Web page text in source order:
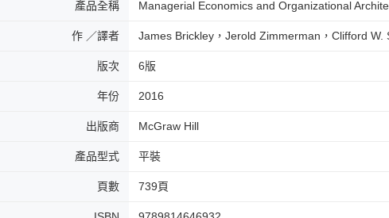
產品全稱 Managerial Economics and Organizational
作 ／譯者 James Brickley，Jerold Zimmerman，Clifford W.
版次 6版
年份 2016
出版商 McGraw Hill
產品型式 平裝
頁數 739頁